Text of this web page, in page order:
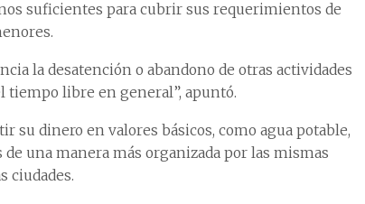
suficientes para cubrir sus requerimientos de
la desatención o abandono de otras actividades
tiempo libre en general”, apuntó.
dinero en valores básicos, como agua potable,
una manera más organizada por las mismas
ciudades.